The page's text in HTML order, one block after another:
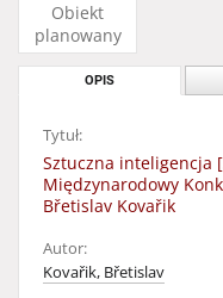
Obiekt
planowany
OPIS
Tytuł:
Sztuczna inteligencja
Międzynarodowy
Břetislav Kovařik
Autor:
Kovařik, Břetislav